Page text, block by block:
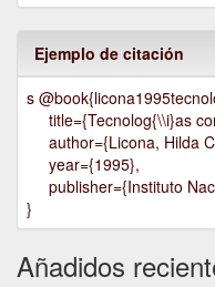
Ejemplo de citación
s
title={Tecnolog{\\i}as
author={Licona, Hilda
year={1995},
publisher={Instituto
}
Añadidos